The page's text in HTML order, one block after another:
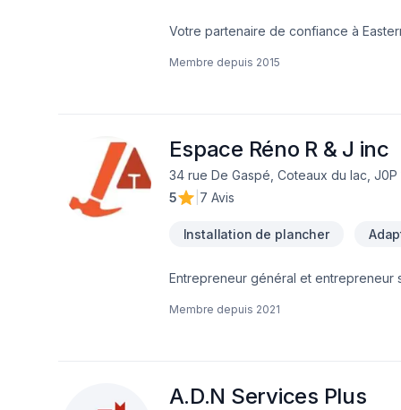
Votre partenaire de confiance à
Excavation intérieur, Fissures,
Membre depuis 2015
Espace Réno R & J inc
34 rue De Gaspé, Coteaux du lac, J0P
5
7 Avis
Installation de plancher
Entrepreneur général et entrepreneur
Membre depuis 2021
A.D.N Services Plus